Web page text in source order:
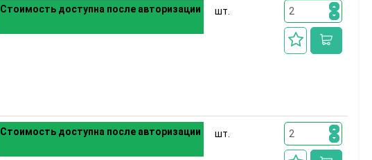
Стоимость доступна после авторизации шт.
Стоимость доступна после авторизации шт.